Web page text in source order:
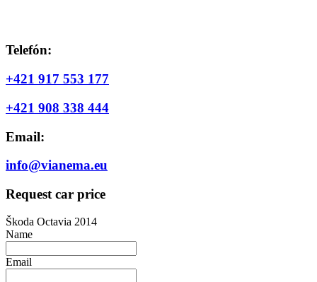
Telefón:
+421 917 553 177
+421 908 338 444
Email:
info@vianema.eu
Request car price
Škoda Octavia 2014
Name
Email